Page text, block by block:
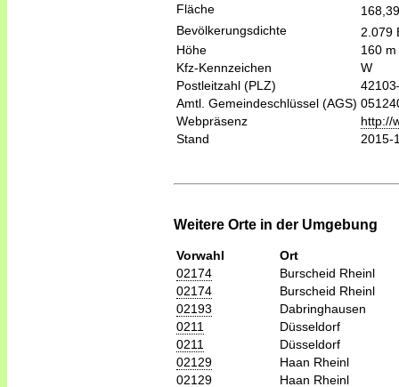
Fläche
Bevölkerungsdichte
2.079
Höhe
160
Kfz-Kennzeichen
W
Postleitzahl (PLZ)
Amtl. Gemeindeschlüssel (AGS)
Webpräsenz
http://
Stand
2015-
Weitere Orte in der Umgebung
Vorwahl
Ort
02174
Burscheid Rheinl
02174
Burscheid Rheinl
02193
Dabringhausen
0211
Düsseldorf
0211
Düsseldorf
02129
Haan Rheinl
02129
Haan Rheinl